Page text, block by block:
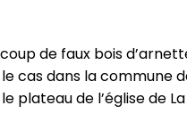
de faux bois
cas dans la
plateau de l’église de